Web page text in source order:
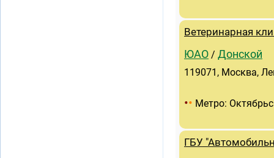
Ветеринарная
ЮАО / Донской
119071, Москва,
•• Метро:
ГБУ